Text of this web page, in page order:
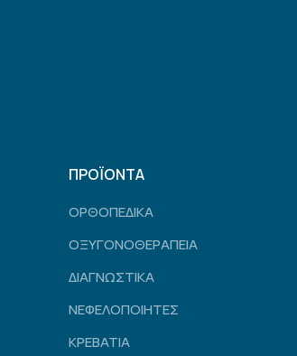
ΠΡΟΪΟΝΤΑ
ΟΡΘΟΠΕΔΙΚΑ
ΟΞΥΓΟΝΟΘΕΡΑΠΕΙΑ
ΔΙΑΓΝΩΣΤΙΚΑ
ΝΕΦΕΛΟΠΟΙΗΤΕΣ
ΚΡΕΒΑΤΙΑ